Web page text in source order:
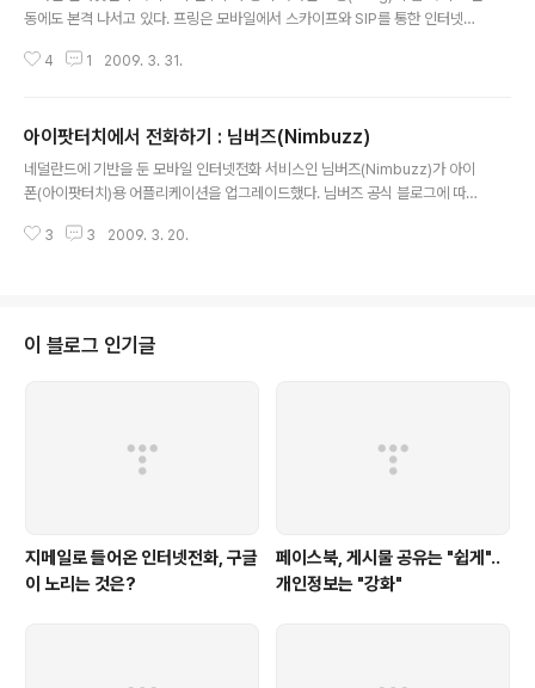
동에도 본격 나서고 있다. 프링은 모바일에서 스카이프와 SIP를 통한 인터넷전
인터넷전화의 새로운 장을 열었다고 할 수 있는데, 이번에는 요즘 한창 잘 나가
제공한 바 있는데, 이번에 자사의 애드온(Add-on)으로 새로운 트위터2.0 서
비스를 선보인 것이다. 단순히 자신의 상태를 업데이트하는 것 외에 다른 사람
의 프로파일을 확인하거나.. 자신이 따르는(Following) 사람의 업데이트를 ..
4 1 2009. 3. 31.
아이팟터치에서 전화하기 : 님버즈(Nimbuzz)
네덜란드에 기반을 둔 모바일 인터넷전화 서비스인 님버즈(Nimbuzz)가 아이
폰(아이팟터치)용 어플리케이션을 업그레이드했다. 님버즈 공식 블로그에 따르
폰의 3G 네트워크를 이용해서 전화를 걸 수 있는 기능이 추가되었다. 이 기능이
방식으로 연결하는 것을 "Dial-Up VoIP"라고 한단다. 좀 어색하네..)현재 50
개 국가에서 이 서비스를 이용 가능한데.. 물론 한국은 빠져 있다. 아직 아이폰
3 3 2009. 3. 20.
이 블로그 인기글
지메일로 들어온 인터넷전화, 구글
이 노리는 것은?
페이스북, 게시물 공유는 "쉽게"..
개인정보는 "강화"